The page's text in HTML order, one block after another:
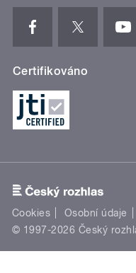
Certifikováno
Cookies Osobní údaje
© 1997-2026 Český